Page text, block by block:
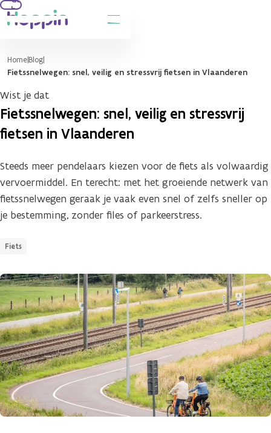
hoofdinhoud
HomeBlog
Fietssnelwegen: snel, veilig en stressvrij fietsen in Vlaanderen
Wist je dat
Fietssnelwegen: snel, veilig en stressvrij
fietsen in Vlaanderen
Steeds meer pendelaars kiezen voor de fiets als volwaardig
vervoermiddel. En terecht: met het groeiende netwerk van
fietssnelwegen geraak je vaak even snel of zelfs sneller op
je bestemming, zonder files of parkeerstress.
Fiets